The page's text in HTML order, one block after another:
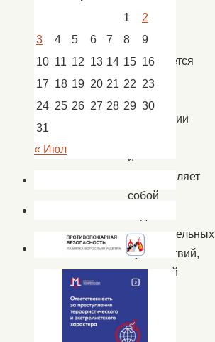
Он
активно
развивается
на
всей
территории
и
представляет
собой
познавательных
путешествий,
основной
является
1
2
3
4 5 6 7 8
9
10 11 12 13 14 15 16
17 18 19 20 21 22 23
24 25 26 27 28 29 30
31
« Июл